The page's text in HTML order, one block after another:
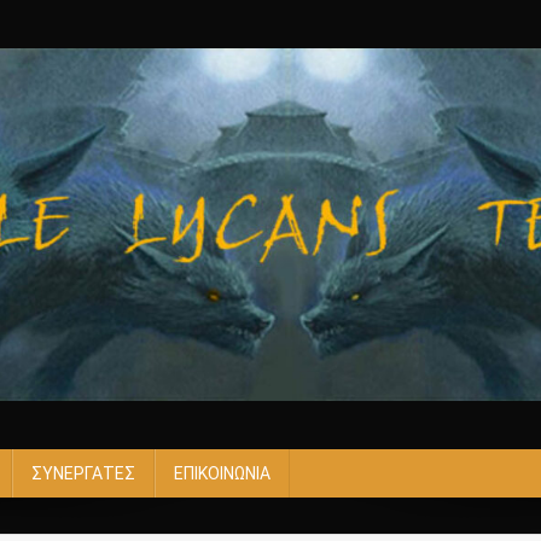
ΣΥΝΕΡΓΑΤΕΣ ΕΠΙΚΟΙΝΩΝΙΑ